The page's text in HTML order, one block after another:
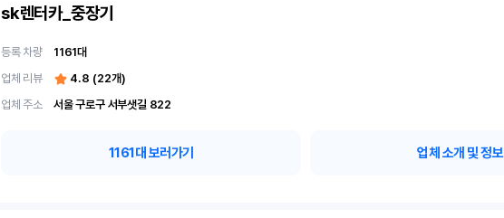
sk렌터카_중장기
등록 차량 1161대
업체 리뷰
4.8 (22개)
업체 주소
서울 구로구 서부샛길 822
1161대 보러가기 업체 소개 및 정보